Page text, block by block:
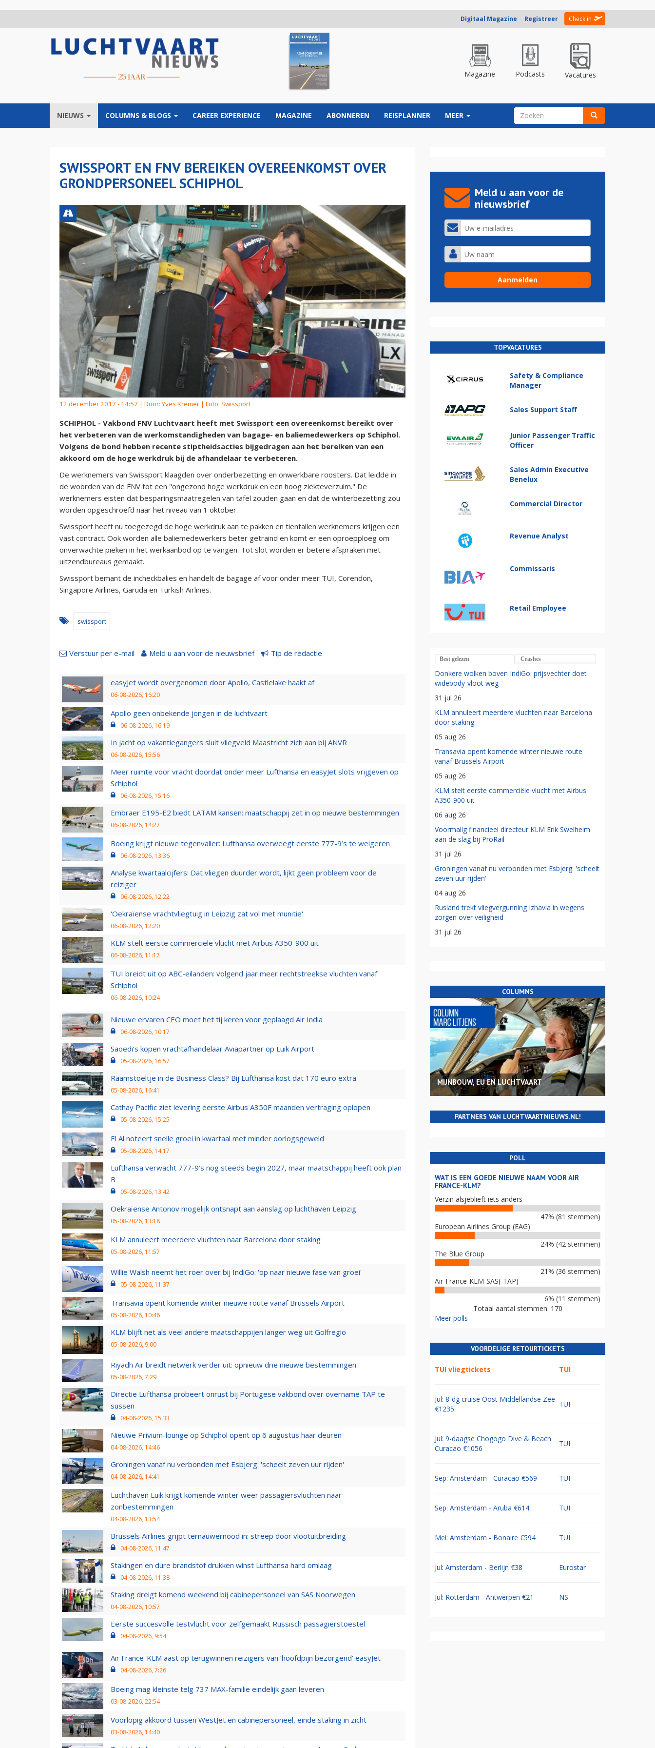
Digitaal Magazine Registreer Check in
Magazine Podcasts Vacatures
NIEUWS COLUMNS & BLOGS CAREER EXPERIENCE MAGAZINE ABONNEREN REISPLANNER MEER ZOEKVELD
SWISSPORT EN FNV BEREIKEN OVEREENKOMST OVER
GRONDPERSONEEL SCHIPHOL
12 december 2017 - 14:57 | Door:Yves Kremer | Foto: Swissport
SCHIPHOL - Vakbond FNV Luchtvaart heeft met Swissport een overeenkomst bereikt over
het verbeteren van de werkomstandigheden van bagage- en baliemedewerkers op Schiphol.
Volgens de bond hebben recente stiptheidsacties bijgedragen aan het bereiken van een
akkoord om de hoge werkdruk bij de afhandelaar te verbeteren.
De werknemers van Swissport klaagden over onderbezetting en onwerkbare roosters. Dat leidde in
de woorden van de FNV tot een "ongezond hoge werkdruk en een hoog ziekteverzuim." De
werknemers eisten dat besparingsmaatregelen van tafel zouden gaan en dat de winterbezetting zou
worden opgeschroefd naar het niveau van 1 oktober.
Swissport heeft nu toegezegd de hoge werkdruk aan te pakken en tientallen werknemers krijgen een
vast contract. Ook worden alle baliemedewerkers beter getraind en komt er een oproepploeg om
onverwachte pieken in het werkaanbod op te vangen. Tot slot worden er betere afspraken met
uitzendbureaus gemaakt.
Swissport bemant de incheckbalies en handelt de bagage af voor onder meer TUI, Corendon,
Singapore Airlines, Garuda en Turkish Airlines.
swissport
Verstuur per e-mail Meld u aan voor de nieuwsbrief Tip de redactie
easyJet wordt overgenomen door Apollo, Castlelake haakt af
06-08-2026, 16:20
Apollo geen onbekende jongen in de luchtvaart
06-08-2026, 16:19
In jacht op vakantiegangers sluit vliegveld Maastricht zich aan bij ANVR
06-08-2026, 15:56
Meer ruimte voor vracht doordat onder meer Lufthansa en easyJet slots vrijgeven op
Schiphol
06-08-2026, 15:16
Embraer E195-E2 biedt LATAM kansen: maatschappij zet in op nieuwe bestemmingen
06-08-2026, 14:27
Boeing krijgt nieuwe tegenvaller: Lufthansa overweegt eerste 777-9’s te weigeren
06-08-2026, 13:36
Analyse kwartaalcijfers: Dat vliegen duurder wordt, lijkt geen probleem voor de
reiziger
06-08-2026, 12:22
'Oekraïense vrachtvliegtuig in Leipzig zat vol met munitie'
06-08-2026, 12:20
KLM stelt eerste commerciële vlucht met Airbus A350-900 uit
06-08-2026, 11:17
TUI breidt uit op ABC-eilanden: volgend jaar meer rechtstreekse vluchten vanaf
Schiphol
06-08-2026, 10:24
Nieuwe ervaren CEO moet het tij keren voor geplaagd Air India
06-08-2026, 10:17
Saoedi’s kopen vrachtafhandelaar Aviapartner op Luik Airport
05-08-2026, 16:57
Raamstoeltje in de Business Class? Bij Lufthansa kost dat 170 euro extra
05-08-2026, 16:41
Cathay Pacific ziet levering eerste Airbus A350F maanden vertraging oplopen
05-08-2026, 15:25
El Al noteert snelle groei in kwartaal met minder oorlogsgeweld
05-08-2026, 14:17
Lufthansa verwacht 777-9’s nog steeds begin 2027, maar maatschappij heeft ook plan
B
05-08-2026, 13:42
Oekraïense Antonov mogelijk ontsnapt aan aanslag op luchthaven Leipzig
05-08-2026, 13:18
KLM annuleert meerdere vluchten naar Barcelona door staking
05-08-2026, 11:57
Willie Walsh neemt het roer over bij IndiGo: 'op naar nieuwe fase van groei'
05-08-2026, 11:37
Transavia opent komende winter nieuwe route vanaf Brussels Airport
05-08-2026, 10:46
KLM blijft net als veel andere maatschappijen langer weg uit Golfregio
05-08-2026, 9:00
Riyadh Air breidt netwerk verder uit: opnieuw drie nieuwe bestemmingen
05-08-2026, 7:29
Directie Lufthansa probeert onrust bij Portugese vakbond over overname TAP te
sussen
04-08-2026, 15:33
Nieuwe Privium-lounge op Schiphol opent op 6 augustus haar deuren
04-08-2026, 14:46
Groningen vanaf nu verbonden met Esbjerg: 'scheelt zeven uur rijden'
04-08-2026, 14:41
Luchthaven Luik krijgt komende winter weer passagiersvluchten naar
zonbestemmingen
04-08-2026, 13:54
Brussels Airlines grijpt ternauwernood in: streep door vlootuitbreiding
04-08-2026, 11:47
Stakingen en dure brandstof drukken winst Lufthansa hard omlaag
04-08-2026, 11:38
Staking dreigt komend weekend bij cabinepersoneel van SAS Noorwegen
04-08-2026, 10:57
Eerste succesvolle testvlucht voor zelfgemaakt Russisch passagierstoestel
04-08-2026, 9:54
Air France-KLM aast op terugwinnen reizigers van ‘hoofdpijn bezorgend’ easyJet
04-08-2026, 7:26
Boeing mag kleinste telg 737 MAX-familie eindelijk gaan leveren
03-08-2026, 22:54
Voorlopig akkoord tussen WestJet en cabinepersoneel, einde staking in zicht
03-08-2026, 14:40
Meld u aan voor de
nieuwsbrief
TOPVACATURES
Safety & Compliance
Manager
Sales Support Staff
Junior Passenger Traffic
Officer
Sales Admin Executive
Benelux
Commercial Director
Revenue Analyst
Commissaris
Retail Employee
Best gelezen Crashes
Donkere wolken boven IndiGo: prijsvechter doet
widebody-vloot weg
31 jul 26
KLM annuleert meerdere vluchten naar Barcelona
door staking
05 aug 26
Transavia opent komende winter nieuwe route
vanaf Brussels Airport
05 aug 26
KLM stelt eerste commerciële vlucht met Airbus
A350-900 uit
06 aug 26
Voormalig financieel directeur KLM Erik Swelheim
aan de slag bij ProRail
31 jul 26
Groningen vanaf nu verbonden met Esbjerg: 'scheelt
zeven uur rijden'
04 aug 26
Rusland trekt vliegvergunning Izhavia in wegens
zorgen over veiligheid
31 jul 26
COLUMNS
MIJNBOUW, EU EN LUCHTVAART
PARTNERS VAN LUCHTVAARTNIEUWS.NL!
POLL
WAT IS EEN GOEDE NIEUWE NAAM VOOR AIR
FRANCE-KLM?
Verzin alsjeblieft iets anders
47% (81 stemmen)
European Airlines Group (EAG)
24% (42 stemmen)
The Blue Group
21% (36 stemmen)
Air-France-KLM-SAS(-TAP)
6% (11 stemmen)
Totaal aantal stemmen: 170
Meer polls
VOORDELIGE RETOURTICKETS
TUI vliegtickets TUI
Jul: 8-dg cruise Oost Middellandse Zee
€1235
TUI
Jul: 9-daagse Chogogo Dive & Beach
Curacao €1056
TUI
Sep: Amsterdam - Curacao €569 TUI
Sep: Amsterdam - Aruba €614 TUI
Mei: Amsterdam - Bonaire €594 TUI
Jul: Amsterdam - Berlijn €38 Eurostar
Jul: Rotterdam - Antwerpen €21 NS